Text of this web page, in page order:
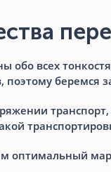
обо всех
поэтому беремся
оптимальный